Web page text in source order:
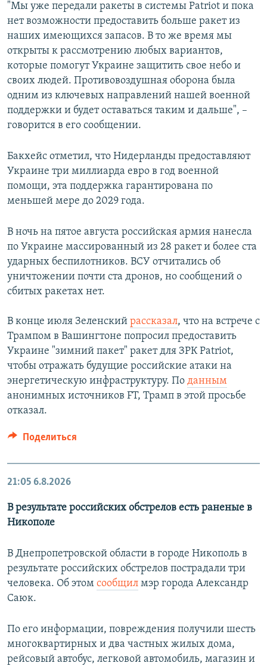
"Мы уже передали ракеты в системы Patriot и пока
нет возможности предоставить больше ракет из
наших имеющихся запасов. В то же время мы
открыты к рассмотрению любых вариантов,
которые помогут Украине защитить свое небо и
своих людей. Противовоздушная оборона была
одним из ключевых направлений нашей военной
поддержки и будет оставаться таким и дальше", –
говорится в его сообщении.
Бакхейс отметил, что Нидерланды предоставляют
Украине три миллиарда евро в год военной
помощи, эта поддержка гарантирована по
меньшей мере до 2029 года.
В ночь на пятое августа российская армия нанесла
по Украине массированный из 28 ракет и более ста
ударных беспилотников. ВСУ отчитались об
уничтожении почти ста дронов, но сообщений о
сбитых ракетах нет.
В конце июля Зеленский рассказал, что на встрече с
Трампом в Вашингтоне попросил предоставить
Украине "зимний пакет" ракет для ЗРК Patriot,
чтобы отражать будущие российские атаки на
энергетическую инфраструктуру. По данным
анонимных источников FT, Трамп в этой просьбе
отказал.
Поделиться
21:05 6.8.2026
В результате российских обстрелов есть раненые в
Никополе
В Днепропетровской области в городе Никополь в
результате российских обстрелов пострадали три
человека. Об этом сообщил мэр города Александр
Саюк.
По его информации, повреждения получили шесть
многоквартирных и два частных жилых дома,
рейсовый автобус, легковой автомобиль, магазин и